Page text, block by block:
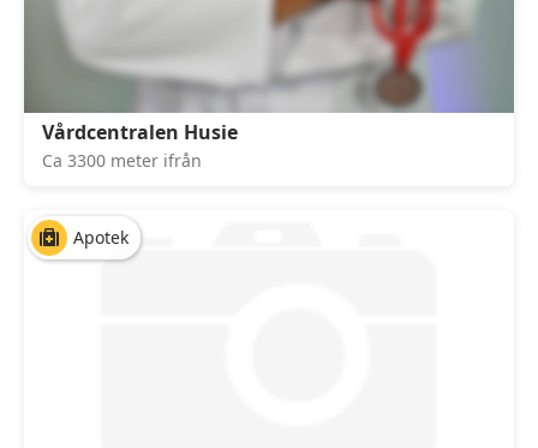
Vårdcentralen Husie
Ca 3300 meter ifrån
Apotek